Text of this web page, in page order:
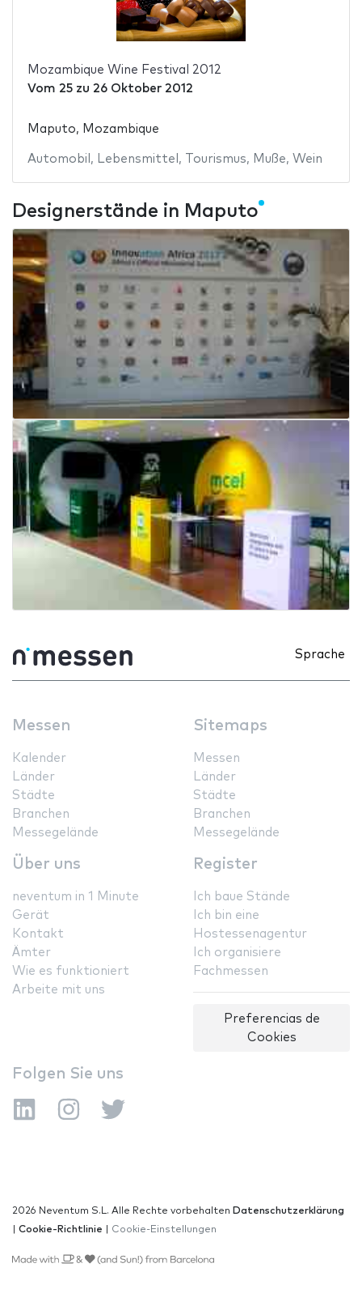
Mozambique Wine Festival 2012
Vom 25zu 26 Oktober 2012
Maputo, Mozambique
Automobil , Lebensmittel , Tourismus, Muße, Wein
Designerstände in Maputo
Sprache
Messen
Kalender
Länder
Städte
Branchen
Messegelände
Sitemaps
Messen
Länder
Städte
Branchen
Messegelände
Über uns
neventum in 1 Minute
Gerät
Kontakt
Ämter
Wie es funktioniert
Arbeite mit uns
Register
Ich baue Stände
Ich bin eine
Hostessenagentur
Ich organisiere
Fachmessen
Preferencias de
Cookies
Folgen Sie uns
2026 Neventum S.L. Alle Rechte vorbehalten Datenschutzerklärung
Cookie-Richtlinie Cookie-Einstellungen